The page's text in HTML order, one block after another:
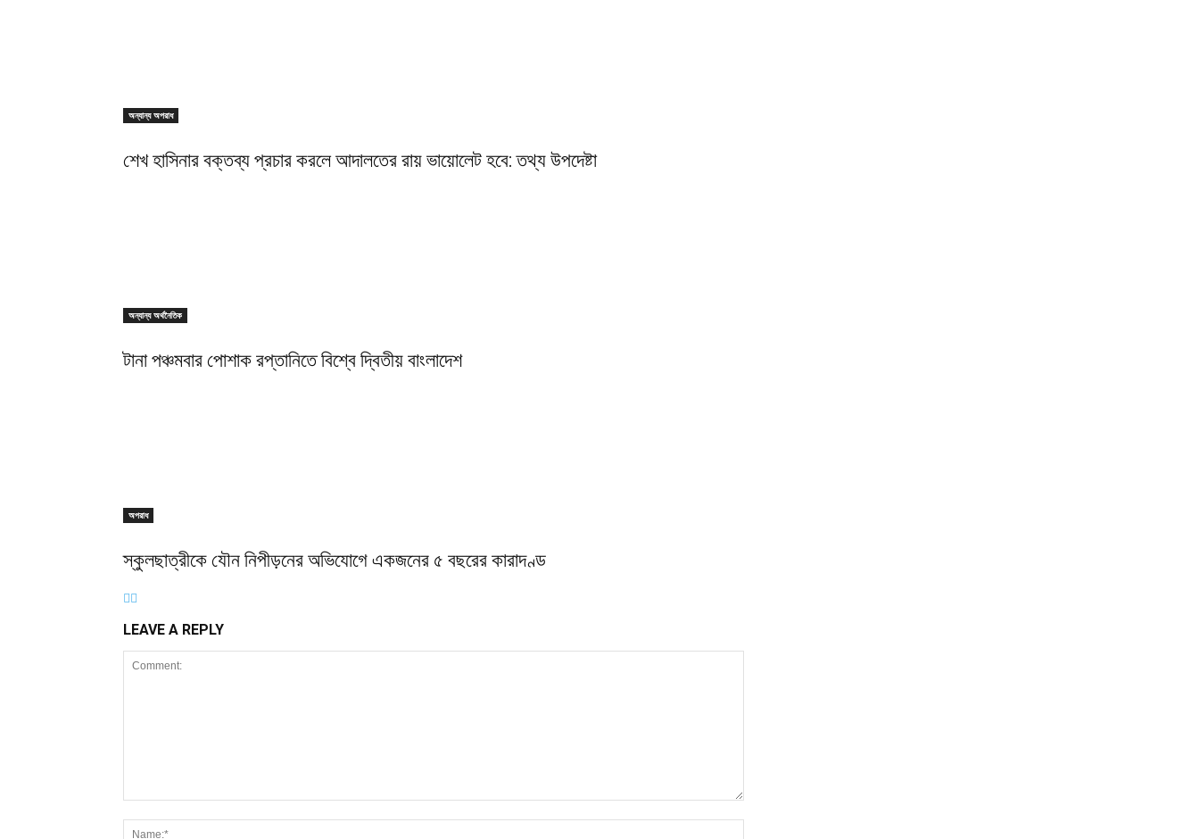
অন্যান্য অপরাধ
শেখ হাসিনার বক্তব্য প্রচার করলে আদালতের রায় ভায়োলেট হবে: তথ্য উপদেষ্টা
অন্যান্য অর্থনৈতিক
টানা পঞ্চমবার পোশাক রপ্তানিতে বিশ্বে দ্বিতীয় বাংলাদেশ
অপরাধ
স্কুলছাত্রীকে যৌন নিপীড়নের অভিযোগে একজনের ৫ বছরের কারাদণ্ড
LEAVE A REPLY